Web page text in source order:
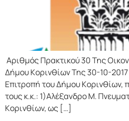
Αριθμός Πρακτικού 30 Της
Δήμoυ Κoριvθίωv Της 30-10-
Επιτρoπή τoυ Δήμoυ Κoριvθίωv,
τoυς κ.κ.: 1)Αλέξανδρο Μ.
Κoριvθίωv, ως […]